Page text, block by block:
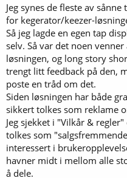
Jeg synes de fleste av
for kegerator/keezer-
Så jeg lagde en egen tap
selv. Så var det noen
løsningen, og long story
trengt litt feedback på den,
poste en tråd om det.
Siden løsningen har både
sikkert tolkes som reklame
Jeg sjekket i "Vilkår &
tolkes som
interessert i
havner midt i mellom alle
å dele.